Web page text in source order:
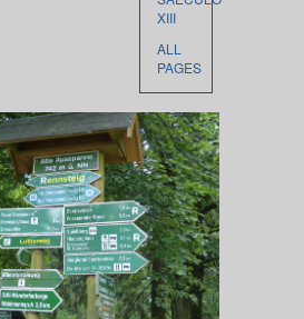
XIII
ALL
PAGES